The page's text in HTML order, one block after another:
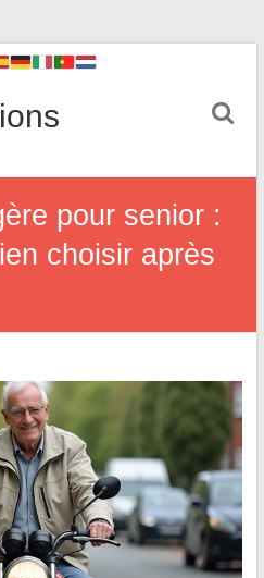
pour senior :
choisir après